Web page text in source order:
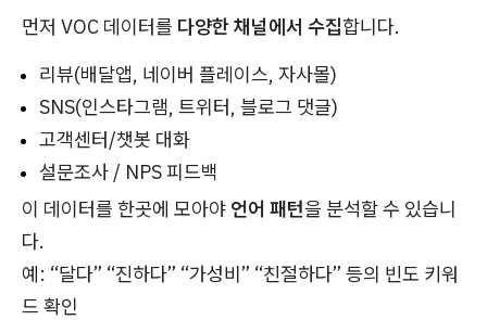
먼저 VOC 데이터를 다양한 채널에서 수집합니다.
리뷰(배달앱, 네이버 플레이스, 자사몰)
SNS(인스타그램, 트위터, 블로그 댓글)
고객센터/챗봇 대화
설문조사 / NPS 피드백
이 데이터를 한곳에 모아야 언어 패턴을 분석할 수 있습니
다.
예: “달다” “진하다” “가성비” “친절하다” 등의 빈도 키워
드 확인